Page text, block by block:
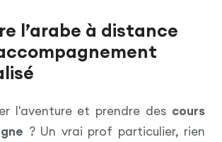
l’arabe à distance
l'aventure et prendre des cours
? Un vrai prof particulier, rien